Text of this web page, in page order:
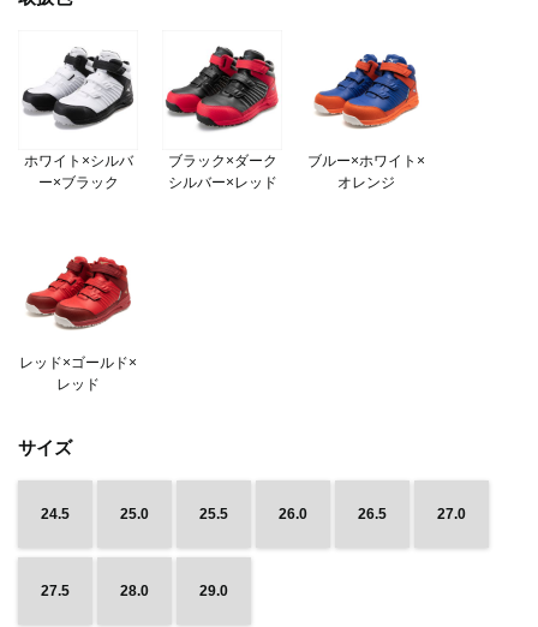
ホワイト×シルバ
ー×ブラック
ブラック×ダーク
シルバー×レッド
ブルー×ホワイト×
オレンジ
レッド×ゴールド×
レッド
サイズ
24.5 25.0 25.5 26.0 26.5 27.0
27.5 28.0 29.0